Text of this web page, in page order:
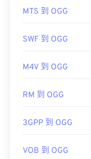
WMA
https://
codecs
實用連結：
https://xiph.org/
MTS 到 OGG
SWF 到 OGG
M4V 到 OGG
RM 到 OGG
3GPP 到 OGG
VOB 到 OGG